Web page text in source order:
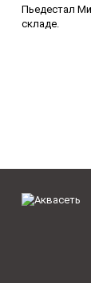
Пьедестал
складе.